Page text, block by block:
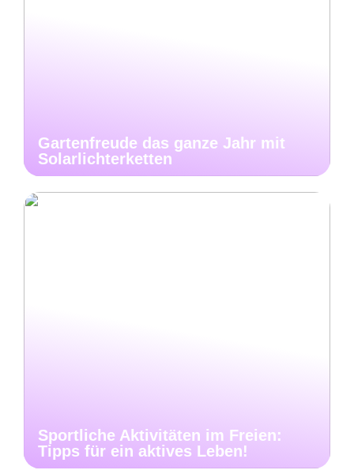
Gartenfreude das ganze Jahr mit
Solarlichterketten
Sportliche Aktivitäten im Freien:
Tipps für ein aktives Leben!